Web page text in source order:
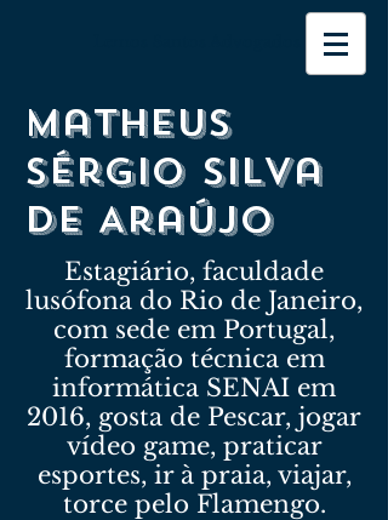
Matheus
Sérgio Silva
De Araújo
Estagiário, faculdade
lusófona do Rio de Janeiro,
com sede em Portugal,
formação técnica em
informática SENAI em
2016, gosta de Pescar, jogar
vídeo game, praticar
esportes, ir à praia, viajar,
torce pelo Flamengo.